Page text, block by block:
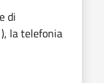
di
la telefonia